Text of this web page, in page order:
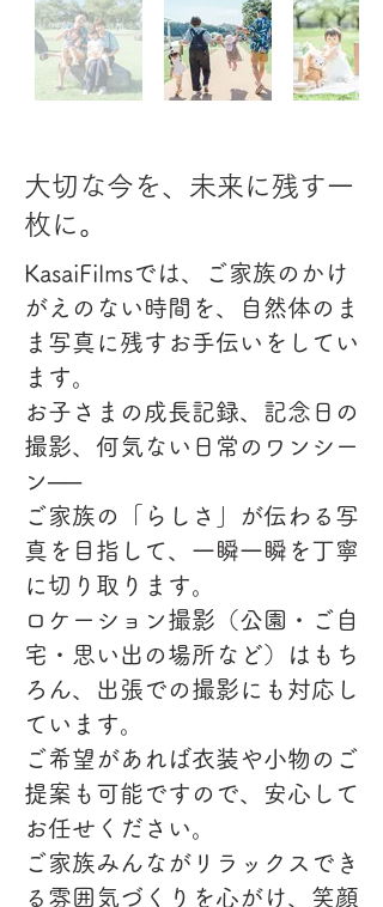
大切な今を、未来に残す一
枚に。
KasaiFilmsでは、ご家族のかけ
がえのない時間を、自然体のま
ま写真に残すお手伝いをしてい
ます。
お子さまの成長記録、記念日の
撮影、何気ない日常のワンシー
ン──
ご家族の「らしさ」が伝わる写
真を目指して、一瞬一瞬を丁寧
に切り取ります。
ロケーション撮影（公園・ご自
宅・思い出の場所など）はもち
ろん、出張での撮影にも対応し
ています。
ご希望があれば衣装や小物のご
提案も可能ですので、安心して
お任せください。
ご家族みんながリラックスでき
る雰囲気づくりを心がけ、笑顔